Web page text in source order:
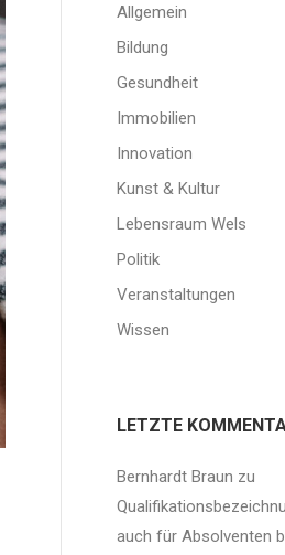
Allgemein
Bildung
Gesundheit
Immobilien
Innovation
Kunst & Kultur
Lebensraum Wels
Politik
Veranstaltungen
Wissen
LETZTE
Bernhardt Braun zu
auch für Absolventen